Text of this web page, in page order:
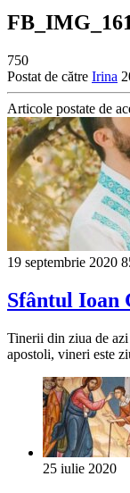
750
Postat de către Irina
Articole postate de
19 septembrie 2020
Sfântul Ioan
Tinerii din ziua de
apostoli, vineri este
25 iulie 2020